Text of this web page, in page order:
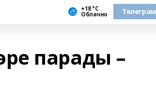
+18 °С
Облачно Телеграм
парады –